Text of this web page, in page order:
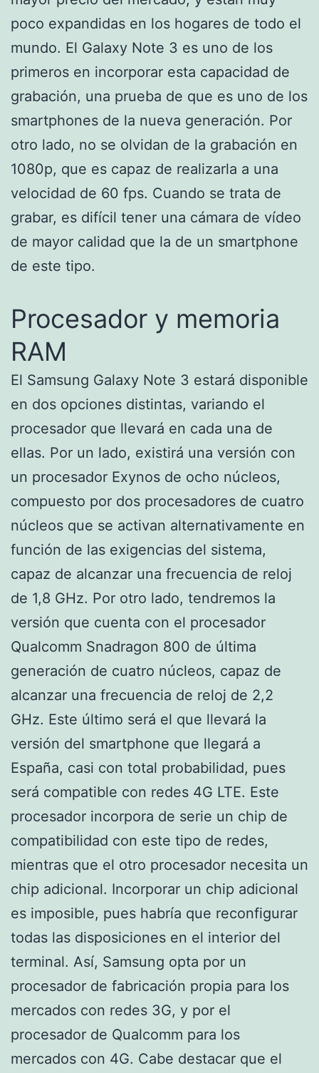
poco expandidas en los hogares de todo el
mundo. El Galaxy Note 3 es uno de los
primeros en incorporar esta capacidad de
grabación, una prueba de que es uno de los
smartphones de la nueva generación. Por
otro lado, no se olvidan de la grabación en
1080p, que es capaz de realizarla a una
velocidad de 60 fps. Cuando se trata de
grabar, es difícil tener una cámara de vídeo
de mayor calidad que la de un smartphone
de este tipo.
Procesador y memoria
RAM
El Samsung Galaxy Note 3 estará disponible
en dos opciones distintas, variando el
procesador que llevará en cada una de
ellas. Por un lado, existirá una versión con
un procesador Exynos de ocho núcleos,
compuesto por dos procesadores de cuatro
núcleos que se activan alternativamente en
función de las exigencias del sistema,
capaz de alcanzar una frecuencia de reloj
de 1,8 GHz. Por otro lado, tendremos la
versión que cuenta con el procesador
Qualcomm Snadragon 800 de última
generación de cuatro núcleos, capaz de
alcanzar una frecuencia de reloj de 2,2
GHz. Este último será el que llevará la
versión del smartphone que llegará a
España, casi con total probabilidad, pues
será compatible con redes 4G LTE. Este
procesador incorpora de serie un chip de
compatibilidad con este tipo de redes,
mientras que el otro procesador necesita un
chip adicional. Incorporar un chip adicional
es imposible, pues habría que reconfigurar
todas las disposiciones en el interior del
terminal. Así, Samsung opta por un
procesador de fabricación propia para los
mercados con redes 3G, y por el
procesador de Qualcomm para los
mercados con 4G. Cabe destacar que el